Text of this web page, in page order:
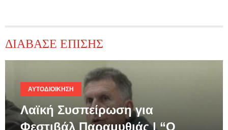
ΔΙΑΒΑΣΕ ΕΠΙΣΗΣ
ΑΥΤΟΔΙΟΊΚΗΣΗ
Λαϊκή Συσπείρωση για
Φεστιβάλ Παραμυθιάς | “Ο